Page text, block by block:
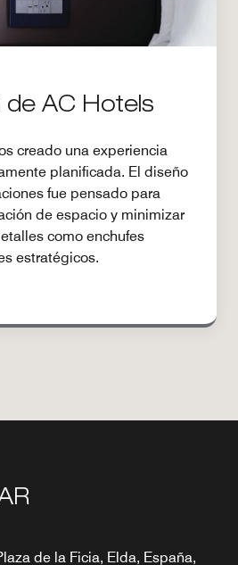
de AC Hotels
creado una experiencia
planificada. El diseño
fue pensado para
de espacio y minimizar
como enchufes
estratégicos.
de la Ficia, Elda, España,